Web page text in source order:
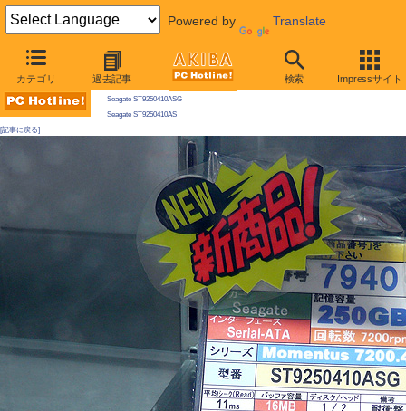
Powered by Translate
カテゴリ 過去記事 検索 Impressサイト
AKIBA PC Hotline! 2009年5月23日号
今週見つけた新製品：ハードディスク
Seagate ST9250410ASG
Seagate ST9250410AS
[記事に戻る]